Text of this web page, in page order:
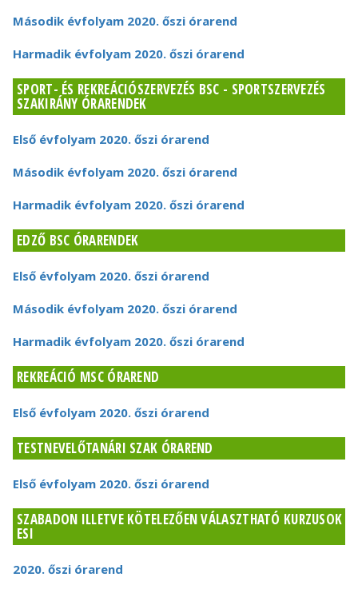
Második évfolyam 2020. őszi órarend
Harmadik évfolyam 2020. őszi órarend
SPORT- ÉS REKREÁCIÓSZERVEZÉS BSC - SPORTSZERVEZÉS
SZAKIRÁNY ÓRARENDEK
Első évfolyam 2020. őszi órarend
Második évfolyam 2020. őszi órarend
Harmadik évfolyam 2020. őszi órarend
EDZŐ BSC ÓRARENDEK
Első évfolyam 2020. őszi órarend
Második évfolyam 2020. őszi órarend
Harmadik évfolyam 2020. őszi órarend
REKREÁCIÓ MSC ÓRAREND
Első évfolyam 2020. őszi órarend
TESTNEVELŐTANÁRI SZAK ÓRAREND
Első évfolyam 2020. őszi órarend
SZABADON ILLETVE KÖTELEZŐEN VÁLASZTHATÓ KURZUSOK
ESI
2020. őszi órarend